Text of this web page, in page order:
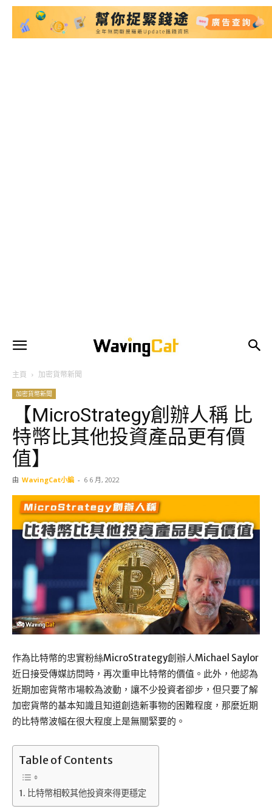
主頁 加密貨幣新聞
加密貨幣新聞
【MicroStrategy創辦人稱 比
特幣比其他投資產品更有價
值】
由 WavingCat小編 - 6 6 月, 2022
作為比特幣的忠實粉絲MicroStrategy創辦人Michael Saylor
近日接受傳媒訪問時，再次重申比特幣的價值。此外，他認為
近期加密貨幣市場較為波動，讓不少投資者卻步，但只要了解
加密貨幣的基本知識且知道創造新事物的困難程度，那麼近期
的比特幣波幅在很大程度上是無關緊要的。
Table of Contents
比特幣相較其他投資來得更穩定